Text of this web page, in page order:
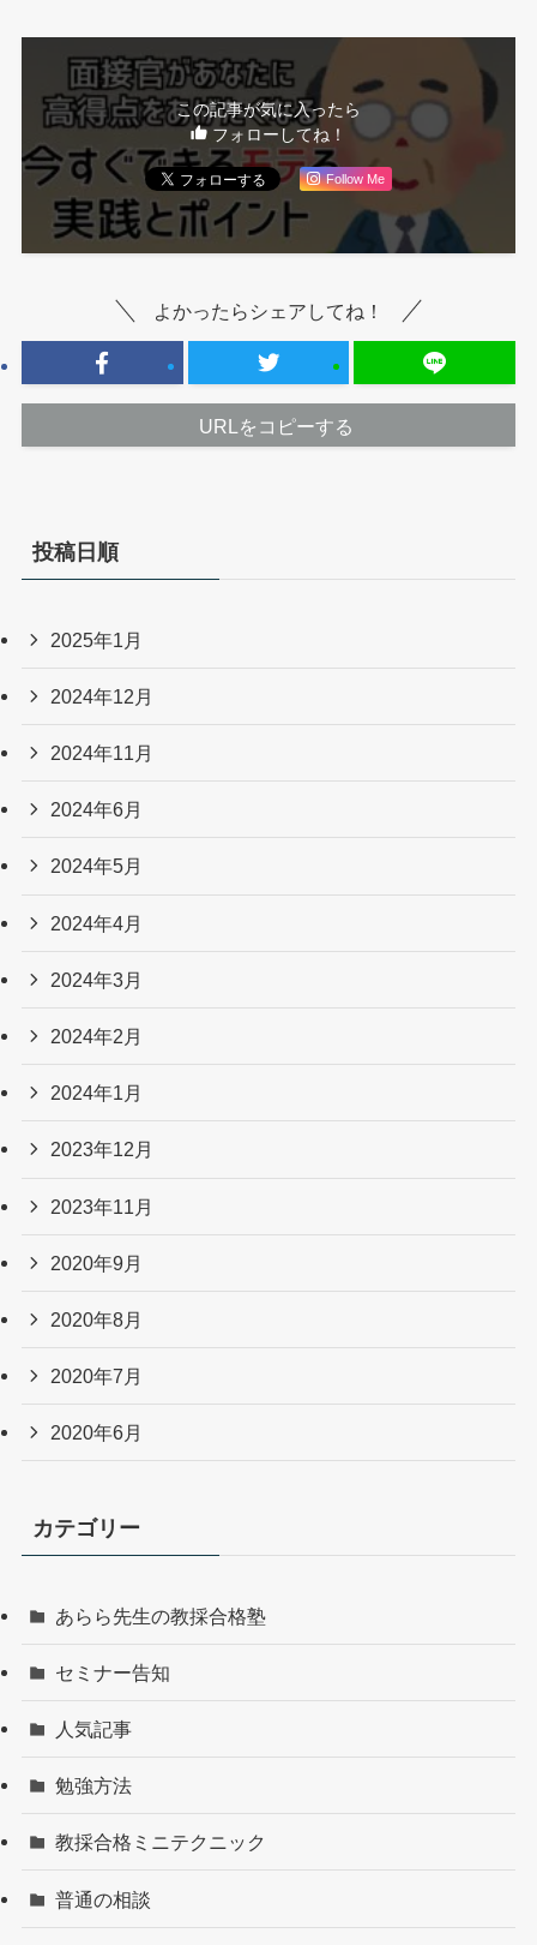
この記事が気に入ったら
フォローしてね！
Follow Me
よかったらシェアしてね！
URLをコピーする
投稿日順
2025年1月
2024年12月
2024年11月
2024年6月
2024年5月
2024年4月
2024年3月
2024年2月
2024年1月
2023年12月
2023年11月
2020年9月
2020年8月
2020年7月
2020年6月
カテゴリー
あらら先生の教採合格塾
セミナー告知
人気記事
勉強方法
教採合格ミニテクニック
普通の相談